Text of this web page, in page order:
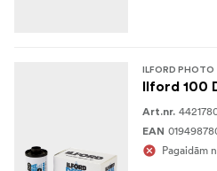
ILFORD PHOTO
Ilford 100
Art.nr.
EAN
Pagaidām